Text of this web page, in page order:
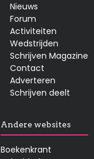
Nieuws
Forum
Activiteiten
Wedstrijden
Schrijven Magazine
Contact
Adverteren
Schrijven deelt
Andere websites
Boekenkrant